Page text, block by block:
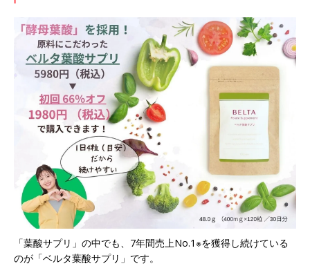
「葉酸サプリ」の中でも、7年間売上No.1※を獲得し続けている
のが「ベルタ葉酸サプリ」です。